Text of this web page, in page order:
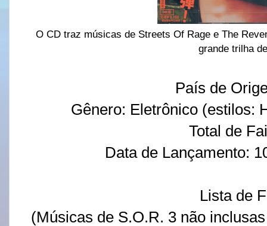
O CD traz músicas de Streets Of Rage e The
grande trilha
País de
Gênero: Eletrônico (estilos:
Total de
Data de Lançamento:
Lista de
(Músicas de S.O.R. 3 não